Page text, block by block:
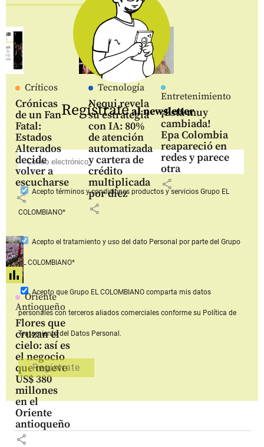
Críticos
Crónicas
de un Fan
Fatal:
Estados
Alterados
decide
volver a
escucharse
share
Tecnología
Nequi revela
su estrategia
con IA: 80%
de atención
automatizada
y cartera de
crédito
multiplicada
por diez
share
Entretenimiento
¡Está muy
cambiada!
Epa Colombia
reapareció en
redes y parece
otra
share
Oriente
Antioqueño
Flores que
cruzan el
cielo: así es
el negocio
que mueve
US$ 380
millones
en el
Oriente
antioqueño
share
Regístrateal newsletter
Aceptotérminos y condiciones productos y serviciosGrupo EL
COLOMBIANO*
Acepto el tratamiento y uso del dato Personal por parte del Grupo
EL COLOMBIANO*
Acepto que Grupo EL COLOMBIANOcomparta mis datos
personales con terceros aliados comerciales conforme su Política de
Tratamiento del Datos Personal.